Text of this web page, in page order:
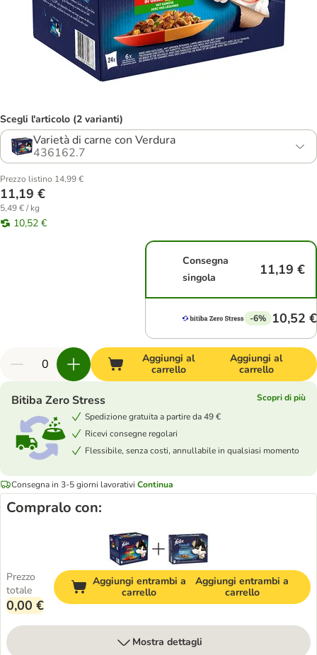
Scegli l'articolo (2 varianti)
Varietà di carne con Verdura
436162.7
Prezzo listino 14,99 €
11,19 €
5,49 € / kg
10,52 €
Consegna
singola
11,19 €
-6% 10,52 €
Aggiungi al
carrello
Aggiungi al
carrello
Bitiba Zero Stress
Scopri di più
Spedizione gratuita a partire da 49 €
Ricevi consegne regolari
Flessibile, senza costi, annullabile in qualsiasi momento
Consegna in 3-5 giorni lavorativi Continua
Compralo con:
Prezzo
totale
0,00 €
Aggiungi entrambi a
carrello
Aggiungi entrambi a
carrello
Mostra dettagli